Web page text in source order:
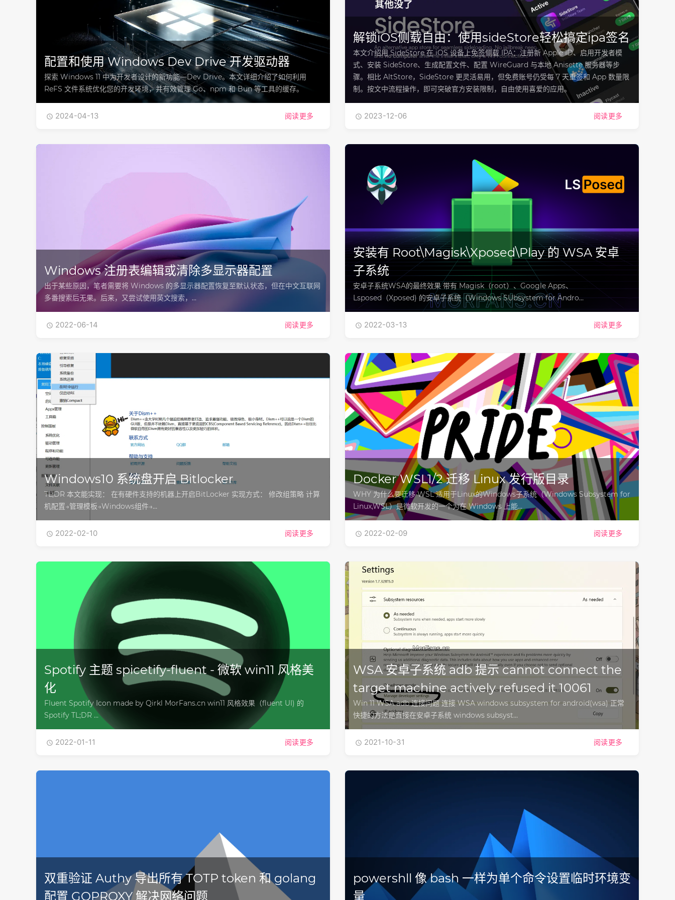
配置和使用 Windows Dev Drive 开发驱动器
探索 Windows 11 中为开发者设计的新功能—Dev Drive。本文详细介绍了如何利用
ReFS 文件系统优化您的开发环境，并有效管理 Go、npm 和 Bun 等工具的缓存。
 2024-04-13 阅读更多
解锁iOS侧载自由：使用sideStore轻松搞定ipa签名
本文介绍用 SideStore 在 iOS 设备上免签侧载 IPA：注册新 Apple ID、启用开发者模
式、安装 SideStore、生成配置文件、配置 WireGuard 与本地 Anisette 服务器等步
骤。相比 AltStore，SideStore 更灵活易用，但免费账号仍受每 7 天重签和 App 数量限
制。按文中流程操作，即可突破官方安装限制，自由使用喜爱的应用。
 2023-12-06 阅读更多
Windows 注册表编辑或清除多显示器配置
出于某些原因，笔者需要将 Windows 的多显示器配置恢复至默认状态，但在中文互联网
多番搜索后无果。后来，又尝试使用英文搜索，…
 2022-06-14 阅读更多
安装有 Root\Magisk\Xposed\Play 的 WSA 安卓
子系统
安卓子系统WSA的最终效果 带有 Magisk（root）、Google Apps、
Lsposed（Xposed) 的安卓子系统（Windows SUbsystem for Andro…
 2022-03-13 阅读更多
Windows10 系统盘开启 Bitlocker
TL;DR 本文能实现： 在有硬件支持的机器上开启BitLocker 实现方式： 修改组策略 计算
机配置→管理模板→Windows组件→…
 2022-02-10 阅读更多
Docker WSL1/2 迁移 Linux 发行版目录
WHY 为什么要迁移 WSL 适用于Linux的Windows子系统（Windows Subsystem for
Linux,WSL）是微软开发的一个为在 Windows 上能…
 2022-02-09 阅读更多
Spotify 主题 spicetify-fluent - 微软 win11 风格美
化
Fluent Spotify Icon made by Qirkl MorFans.cn win11 风格效果（fluent UI) 的
Spotify TL;DR …
 2022-01-11 阅读更多
WSA 安卓子系统 adb 提示 cannot connect the
target machine actively refused it 10061
Win 11 WSA adb 连接问题 连接 WSA windows subsystem for android(wsa) 正常
快捷的方法是直接在安卓子系统 windows subsyst…
 2021-10-31 阅读更多
双重验证 Authy 导出所有 TOTP token 和 golang
配置 GOPROXY 解决网络问题
powershll 像 bash 一样为单个命令设置临时环境变
量